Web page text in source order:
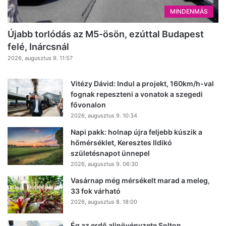
MINDENMÁS
Újabb torlódás az M5-ösön, ezúttal Budapest
felé, Inárcsnál
2026, augusztus 9. 11:57
Vitézy Dávid: Indul a projekt, 160km/h-val
fognak repeszteni a vonatok a szegedi
fővonalon
2026, augusztus 9. 10:34
Napi pakk: holnap újra feljebb kúszik a
hőmérséklet, Keresztes Ildikó
születésnapot ünnepel
2026, augusztus 9. 06:30
Vasárnap még mérsékelt marad a meleg,
33 fok várható
2026, augusztus 8. 18:00